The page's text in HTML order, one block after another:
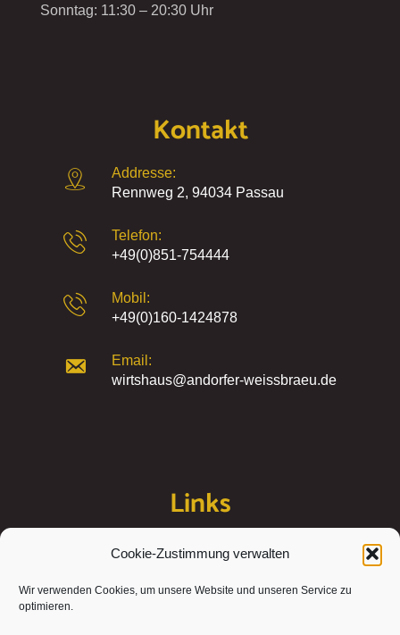
Cookie-Zustimmung verwalten
Wir verwenden Cookies, um unsere Website und unseren Service zu
optimieren.
Sonntag: 11:30 – 20:30 Uhr
Kontakt
Addresse:
Rennweg 2, 94034 Passau
Telefon:
+49(0)851-754444
Mobil:
+49(0)160-1424878
Email:
wirtshaus@andorfer-weissbraeu.de
Links
Kontakt
Impressum